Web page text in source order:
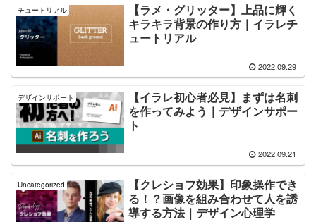
チュートリアル
【ラメ・グリッター】上品に輝く
キラキラ背景の作り方｜イラレチ
ュートリアル
2022.09.29
デザインサポート
【イラレ初心者必見】まずは名刺
を作ってみよう｜デザインサポー
ト
2022.09.21
Uncategorized
【クレショフ効果】印象操作でき
る！？画像を組み合わせて人を誘
導する方法｜デザイン心理学